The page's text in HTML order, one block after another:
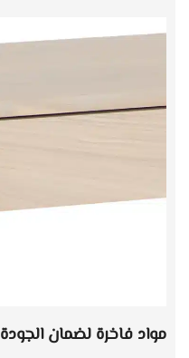
مواد فاخرة لضمان الجودة